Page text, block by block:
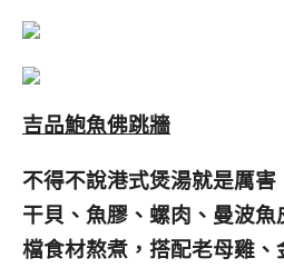
吉品鮑魚佛跳牆
不得不說港式煲湯就是厲害
干貝、魚膠、螺肉、曼波
檔食材熬煮，搭配老母雞